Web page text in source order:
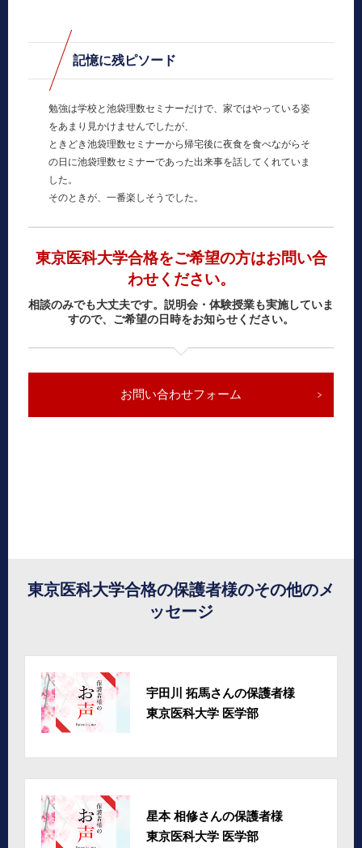
記憶に残ピソード
勉強は学校と池袋理数セミナーだけで、家ではやっている姿
をあまり見かけませんでしたが、
ときどき池袋理数セミナーから帰宅後に夜食を食べながらそ
の日に池袋理数セミナーであった出来事を話してくれていま
した。
そのときが、一番楽しそうでした。
東京医科大学合格をご希望の方はお問い合
わせください。
相談のみでも大丈夫です。説明会・体験授業も実施していま
すので、ご希望の日時をお知らせください。
お問い合わせフォーム
東京医科大学合格の保護者様のその他のメ
ッセージ
宇田川 拓馬さんの保護者様
東京医科大学 医学部
星本 相修さんの保護者様
東京医科大学 医学部